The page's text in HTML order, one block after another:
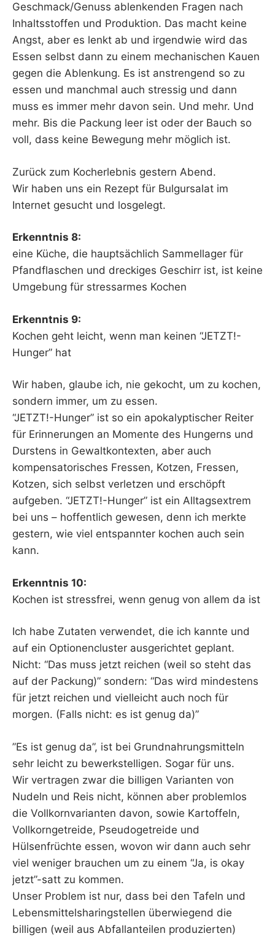
Geschmack/Genuss ablenkenden Fragen nach
Inhaltsstoffen und Produktion. Das macht keine
Angst, aber es lenkt ab und irgendwie wird das
Essen selbst dann zu einem mechanischen Kauen
gegen die Ablenkung. Es ist anstrengend so zu
essen und manchmal auch stressig und dann
muss es immer mehr davon sein. Und mehr. Und
mehr. Bis die Packung leer ist oder der Bauch so
voll, dass keine Bewegung mehr möglich ist.
Zurück zum Kocherlebnis gestern Abend.
Wir haben uns ein Rezept für Bulgursalat im
Internet gesucht und losgelegt.
Erkenntnis 8:
eine Küche, die hauptsächlich Sammellager für
Pfandflaschen und dreckiges Geschirr ist, ist keine
Umgebung für stressarmes Kochen
Erkenntnis 9:
Kochen geht leicht, wenn man keinen “JETZT!-
Hunger” hat
Wir haben, glaube ich, nie gekocht, um zu kochen,
sondern immer, um zu essen.
“JETZT!-Hunger” ist so ein apokalyptischer Reiter
für Erinnerungen an Momente des Hungerns und
Durstens in Gewaltkontexten, aber auch
kompensatorisches Fressen, Kotzen, Fressen,
Kotzen, sich selbst verletzen und erschöpft
aufgeben. “JETZT!-Hunger” ist ein Alltagsextrem
bei uns – hoffentlich gewesen, denn ich merkte
gestern, wie viel entspannter kochen auch sein
kann.
Erkenntnis 10:
Kochen ist stressfrei, wenn genug von allem da ist
Ich habe Zutaten verwendet, die ich kannte und
auf ein Optionencluster ausgerichtet geplant.
Nicht: “Das muss jetzt reichen (weil so steht das
auf der Packung)” sondern: “Das wird mindestens
für jetzt reichen und vielleicht auch noch für
morgen. (Falls nicht: es ist genug da)”
”Es ist genug da”, ist bei Grundnahrungsmitteln
sehr leicht zu bewerkstelligen. Sogar für uns.
Wir vertragen zwar die billigen Varianten von
Nudeln und Reis nicht, können aber problemlos
die Vollkornvarianten davon, sowie Kartoffeln,
Vollkorngetreide, Pseudogetreide und
Hülsenfrüchte essen, wovon wir dann auch sehr
viel weniger brauchen um zu einem “Ja, is okay
jetzt”-satt zu kommen.
Unser Problem ist nur, dass bei den Tafeln und
Lebensmittelsharingstellen überwiegend die
billigen (weil aus Abfallanteilen produzierten)